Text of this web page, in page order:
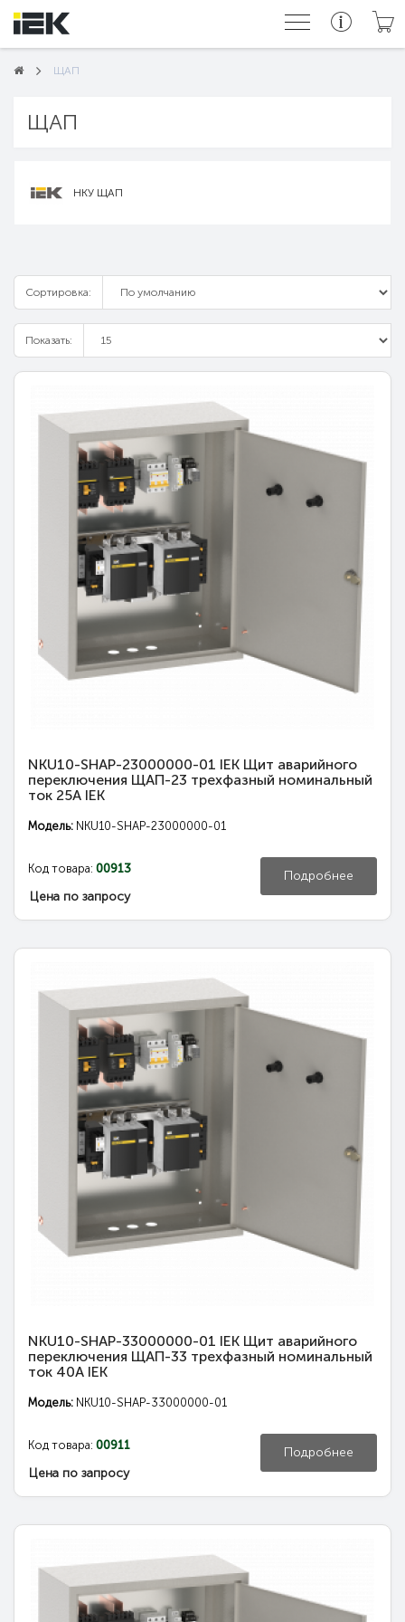
ЩАП
ЩАП
НКУ ЩАП
Сортировка:
Показать:
NKU10-SHAP-23000000-01 IEK Щит аварийного
переключения ЩАП-23 трехфазный номинальный
ток 25А IEK
Модель: NKU10-SHAP-23000000-01
Код товара: 00913
Цена по запросу
Подробнее
NKU10-SHAP-33000000-01 IEK Щит аварийного
переключения ЩАП-33 трехфазный номинальный
ток 40А IEK
Модель: NKU10-SHAP-33000000-01
Код товара: 00911
Цена по запросу
Подробнее